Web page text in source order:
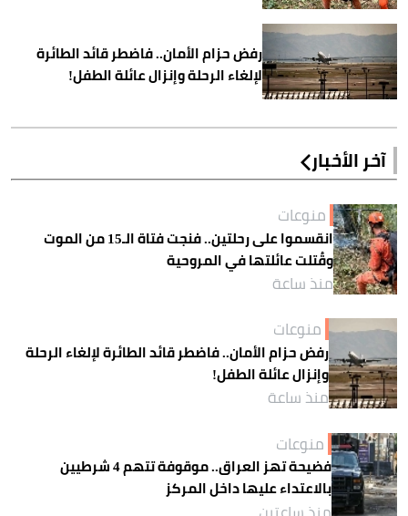
رفض حزام الأمان.. فاضطر قائد الطائرة
لإلغاء الرحلة وإنزال عائلة الطفل!
آخر الأخبار
منوعات
انقسموا على رحلتين.. فنجت فتاة الـ15 من الموت
وقُتلت عائلتها في المروحية
منذ ساعة
منوعات
رفض حزام الأمان.. فاضطر قائد الطائرة لإلغاء الرحلة
وإنزال عائلة الطفل!
منذ ساعة
منوعات
فضيحة تهز العراق.. موقوفة تتهم 4 شرطيين
بالاعتداء عليها داخل المركز